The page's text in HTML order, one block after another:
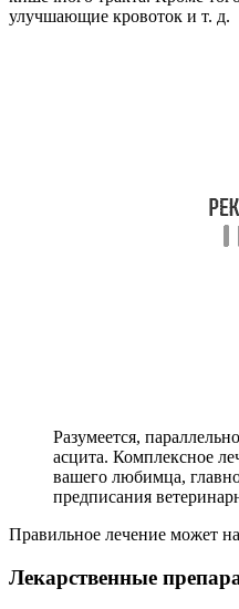
улучшающие кровоток и т. д.
Разумеется,
асцита. Комплексное
вашего любимца,
предписания
Правильное лечение может
Лекарственные